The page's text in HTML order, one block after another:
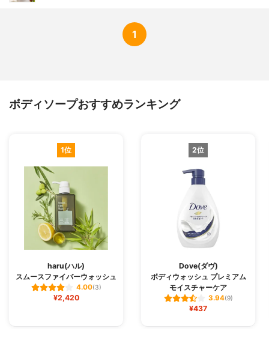
1
ボディソープおすすめランキング
1位
haru(ハル)
スムースファイバーウォッシュ
4.00(3)
¥2,420
2位
Dove(ダヴ)
ボディウォッシュ プレミアム
モイスチャーケア
3.94(9)
¥437